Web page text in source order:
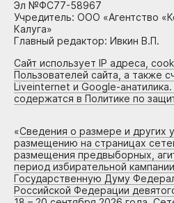
Эл №ФС77-58967
Учредитель: ООО «Агентство
Калуга»
Главный редактор: Ивкин В.П.
Сайт использует IP адреса,
Пользователей сайта, а также
Liveinternet и Google-
содержатся в Политике по
«Сведения о размере и других
размещению на страницах
размещения предвыборных,
период избирательной
Государственную Думу
Российской Федерации